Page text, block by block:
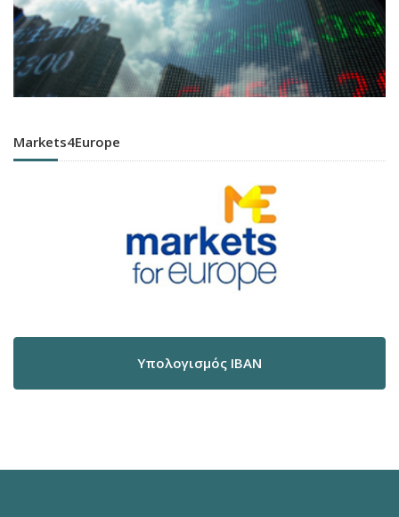
Markets4Europe
Υπολογισμός IBAN